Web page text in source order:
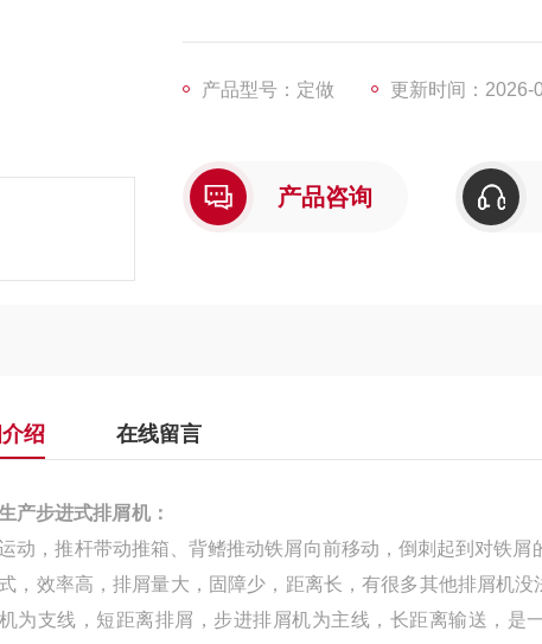
产品型号：定做 更新时间：2026-
产品咨询
绍 在线留言
产步进式排屑机
动，推杆带动推箱、背鳍推动铁屑向前移动，倒刺起到对铁
，效率高，排屑量大，固障少，距离长，有很多其他排屑机没
为支线，短距离排屑，步进排屑机为主线，长距离输送，是